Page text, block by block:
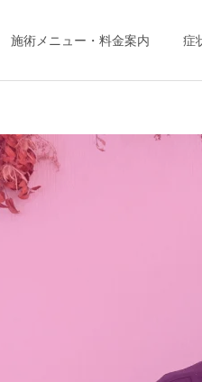
施術メニュー・料金案内 症